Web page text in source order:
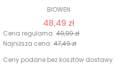
BIOWEN
48,49 zł
Cena regularna: 49,99 zł
Najniższa cena: 47,49 zł
Ceny podane bez kosztów dostawy.